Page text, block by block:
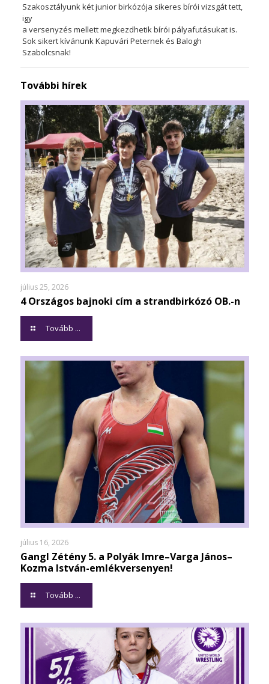
Szakosztályunk két junior birkózója sikeres bírói vizsgát tett,
igy
a versenyzés mellett megkezdhetik bírói pályafutásukat is.
Sok sikert kívánunk Kapuvári Peternek és Balogh
Szabolcsnak!
További hírek
július 25, 2026
4 Országos bajnoki cím a strandbirkózó OB.-n
Tovább ...
július 16, 2026
Gangl Zétény 5. a Polyák Imre–Varga János–
Kozma István-emlékversenyen!
Tovább ...